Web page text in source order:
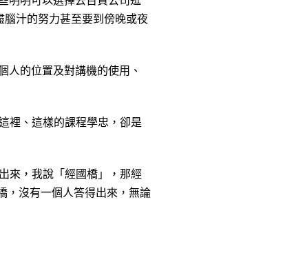
汁的努力甚至要到傍晚或夜
人的位置及對講機的使用、
裡、這樣的課程學忠，卻是
來，我說「經國橋」，那經
，沒有一個人答得出來，無論